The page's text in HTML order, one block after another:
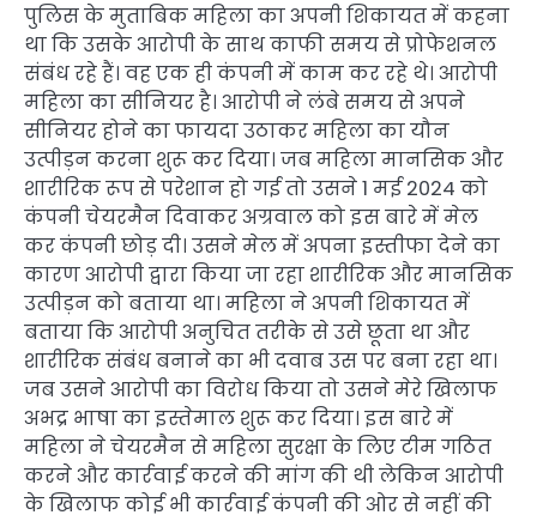
पुलिस के मुताबिक महिला का अपनी शिकायत में कहना
था कि उसके आरोपी के साथ काफी समय से प्रोफेशनल
संबंध रहे हैं। वह एक ही कंपनी में काम कर रहे थे। आरोपी
महिला का सीनियर है। आरोपी ने लंबे समय से अपने
सीनियर होने का फायदा उठाकर महिला का यौन
उत्पीड़न करना शुरू कर दिया। जब महिला मानसिक और
शारीरिक रूप से परेशान हो गई तो उसने 1 मई 2024 को
कंपनी चेयरमैन दिवाकर अग्रवाल को इस बारे में मेल
कर कंपनी छोड़ दी। उसने मेल में अपना इस्तीफा देने का
कारण आरोपी द्वारा किया जा रहा शारीरिक और मानसिक
उत्पीड़न को बताया था। महिला ने अपनी शिकायत में
बताया कि आरोपी अनुचित तरीके से उसे छूता था और
शारीरिक संबंध बनाने का भी दवाब उस पर बना रहा था।
जब उसने आरोपी का विरोध किया तो उसने मेरे खिलाफ
अभद्र भाषा का इस्तेमाल शुरू कर दिया। इस बारे में
महिला ने चेयरमैन से महिला सुरक्षा के लिए टीम गठित
करने और कार्रवाई करने की मांग की थी लेकिन आरोपी
के खिलाफ कोई भी कार्रवाई कंपनी की ओर से नहीं की